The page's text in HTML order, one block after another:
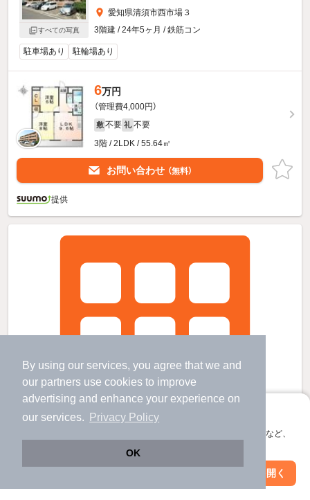
By using our services, you agree that we and
our partners use cookies to improve
advertising and enhance your experience on
our services.
Privacy Policy
OK
アプリに切り替えて、サクサクお部屋探し
会員登録なしですぐ使える。マップ検索やお気に入り保存など、
アプリを開く
すべての写真
愛知県清須市西市場３
3階建 / 24年5ヶ月 / 鉄筋コン
駐車場あり 駐輪場あり
6万円
（管理費4,000円）
敷 不要 礼 不要
3階 / 2LDK / 55.64㎡
お問い合わせ （無料）
提供
絞り込み条件を変更